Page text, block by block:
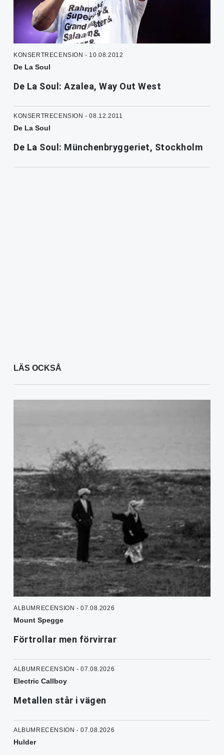
KONSERTRECENSION - 10.08.2012
De La Soul
De La Soul: Azalea, Way Out West
KONSERTRECENSION - 08.12.2011
De La Soul
De La Soul: Münchenbryggeriet, Stockholm
LÄS OCKSÅ
ALBUMRECENSION - 07.08.2026
Mount Spegge
Förtrollar men förvirrar
ALBUMRECENSION - 07.08.2026
Electric Callboy
Metallen står i vägen
ALBUMRECENSION - 07.08.2026
Hulder